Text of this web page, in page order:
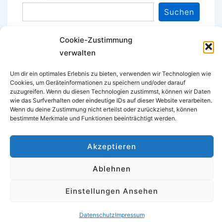
Cookie-Zustimmung
verwalten
Um dir ein optimales Erlebnis zu bieten, verwenden wir Technologien wie
Cookies, um Geräteinformationen zu speichern und/oder darauf
zuzugreifen. Wenn du diesen Technologien zustimmst, können wir Daten
wie das Surfverhalten oder eindeutige IDs auf dieser Website verarbeiten.
Wenn du deine Zustimmung nicht erteilst oder zurückziehst, können
bestimmte Merkmale und Funktionen beeinträchtigt werden.
Akzeptieren
Ablehnen
Einstellungen Ansehen
DatenschutzImpressum
Suchen
Stadtsportverband-Viersen e.V.
Responsive Theme